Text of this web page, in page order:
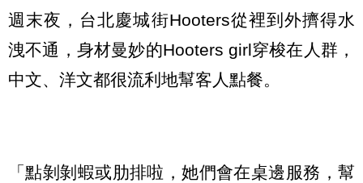
週末夜，台北慶城街Hooters從裡到外擠得水
洩不通，身材曼妙的Hooters girl穿梭在人群，
中文、洋文都很流利地幫客人點餐。
「點剝剝蝦或肋排啦，她們會在桌邊服務，幫